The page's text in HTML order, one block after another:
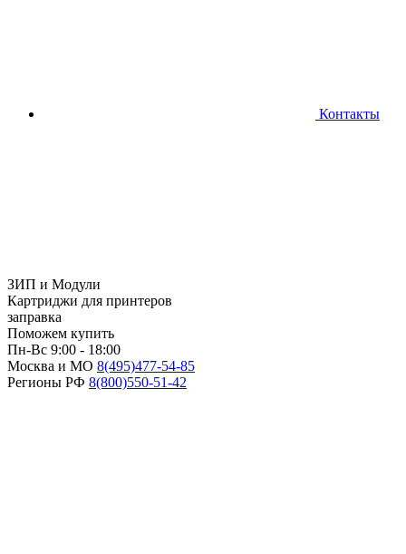
Контакты
ЗИП и Модули
Картриджи для принтеров
заправка
Поможем купить
Пн-Вс 9:00 - 18:00
Москва и МО 8(495)477-54-85
Регионы РФ 8(800)550-51-42